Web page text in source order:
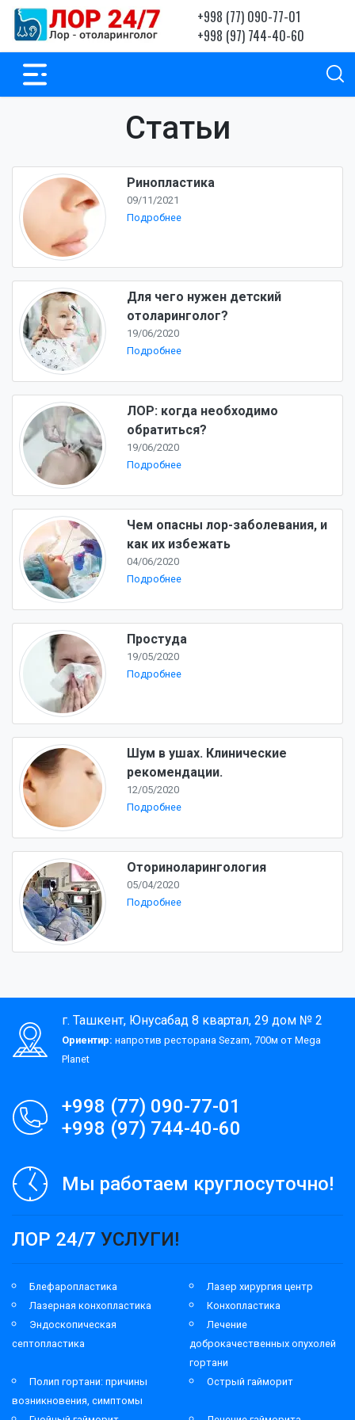
+998 (77) 090-77-01
+998 (97) 744-40-60
Статьи
Ринопластика
09/11/2021
Подробнее
Для чего нужен детский
отоларинголог?
19/06/2020
Подробнее
ЛОР: когда необходимо
обратиться?
19/06/2020
Подробнее
Чем опасны лор-заболевания, и
как их избежать
04/06/2020
Подробнее
Простуда
19/05/2020
Подробнее
Шум в ушах. Клинические
рекомендации.
12/05/2020
Подробнее
Оториноларингология
05/04/2020
Подробнее
г. Ташкент, Юнусабад 8 квартал, 29 дом № 2
Ориентир: напротив ресторана Sezam, 700м от Mega
Planet
+998 (77) 090-77-01
+998 (97) 744-40-60
Мы работаем круглосуточно!
ЛОР 24/7 УСЛУГИ!
Блефаропластика
Лазер хирургия центр
Лазерная конхопластика
Конхопластика
Эндоскопическая
септопластика
Лечение
доброкачественных опухолей
гортани
Полип гортани: причины
возникновения, симптомы
Острый гайморит